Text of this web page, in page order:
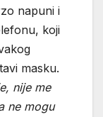
napuni i
koji
masku.
nije me
ne mogu